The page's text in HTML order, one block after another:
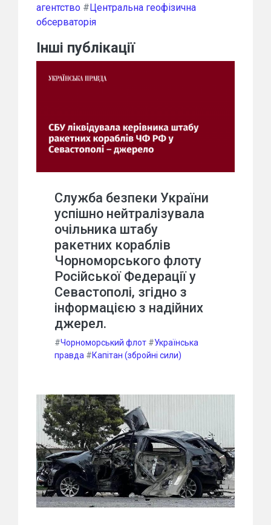
агентство #Центральна геофізична
обсерваторія
Інші публікації
Служба безпеки України
успішно нейтралізувала
очільника штабу
ракетних кораблів
Чорноморського флоту
Російської Федерації у
Севастополі, згідно з
інформацією з надійних
джерел.
#Чорноморський флот #Українська
правда #Капітан (збройні сили)